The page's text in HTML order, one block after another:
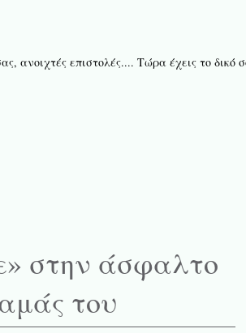
ανοιχτές επιστολές.... Τώρα έχεις το
στην άσφαλτο
του